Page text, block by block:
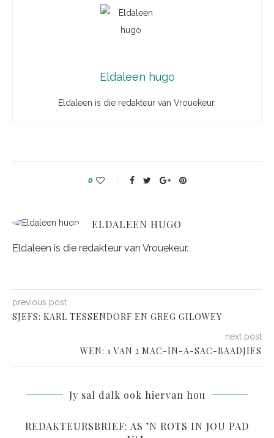
Eldaleen hugo
Eldaleen is die redakteur van Vrouekeur.
0
ELDALEEN HUGO
Eldaleen is die redakteur van Vrouekeur.
previous post
SJEFS: KARL TESSENDORF EN GREG GILOWEY
next post
WEN: 1 VAN 2 MAC-IN-A-SAC-BAADJIES
Jy sal dalk ook hiervan hou
REDAKTEURSBRIEF: AS ’N ROTS IN JOU PAD